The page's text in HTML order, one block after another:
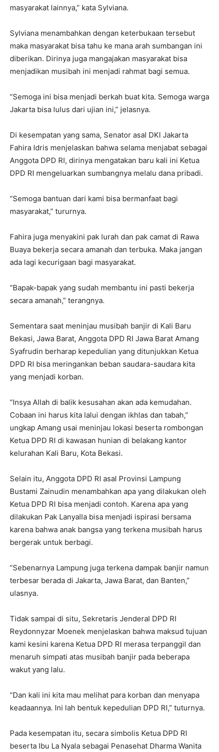
masyarakat lainnya,” kata Sylviana.
Sylviana menambahkan dengan keterbukaan tersebut
maka masyarakat bisa tahu ke mana arah sumbangan ini
diberikan. Dirinya juga mangajakan masyarakat bisa
menjadikan musibah ini menjadi rahmat bagi semua.
“Semoga ini bisa menjadi berkah buat kita. Semoga warga
Jakarta bisa lulus dari ujian ini,” jelasnya.
Di kesempatan yang sama, Senator asal DKI Jakarta
Fahira Idris menjelaskan bahwa selama menjabat sebagai
Anggota DPD RI, dirinya mengatakan baru kali ini Ketua
DPD RI mengeluarkan sumbangnya melalu dana pribadi.
“Semoga bantuan dari kami bisa bermanfaat bagi
masyarakat,” tururnya.
Fahira juga menyakini pak lurah dan pak camat di Rawa
Buaya bekerja secara amanah dan terbuka. Maka jangan
ada lagi kecurigaan bagi masyarakat.
“Bapak-bapak yang sudah membantu ini pasti bekerja
secara amanah,” terangnya.
Sementara saat meninjau musibah banjir di Kali Baru
Bekasi, Jawa Barat, Anggota DPD RI Jawa Barat Amang
Syafrudin berharap kepedulian yang ditunjukkan Ketua
DPD RI bisa meringankan beban saudara-saudara kita
yang menjadi korban.
“Insya Allah di balik kesusahan akan ada kemudahan.
Cobaan ini harus kita lalui dengan ikhlas dan tabah,”
ungkap Amang usai meninjau lokasi beserta rombongan
Ketua DPD RI di kawasan hunian di belakang kantor
kelurahan Kali Baru, Kota Bekasi.
Selain itu, Anggota DPD RI asal Provinsi Lampung
Bustami Zainudin menambahkan apa yang dilakukan oleh
Ketua DPD RI bisa menjadi contoh. Karena apa yang
dilakukan Pak Lanyalla bisa menjadi ispirasi bersama
karena bahwa anak bangsa yang terkena musibah harus
bergerak untuk berbagi.
“Sebenarnya Lampung juga terkena dampak banjir namun
terbesar berada di Jakarta, Jawa Barat, dan Banten,”
ulasnya.
Tidak sampai di situ, Sekretaris Jenderal DPD RI
Reydonnyzar Moenek menjelaskan bahwa maksud tujuan
kami kesini karena Ketua DPD RI merasa terpanggil dan
menaruh simpati atas musibah banjir pada beberapa
wakut yang lalu.
“Dan kali ini kita mau melihat para korban dan menyapa
keadaannya. Ini lah bentuk kepedulian DPD RI,” tuturnya.
Pada kesempatan itu, secara simbolis Ketua DPD RI
beserta Ibu La Nyala sebagai Penasehat Dharma Wanita